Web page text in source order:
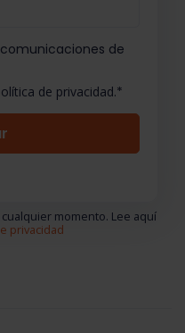
de
de privacidad.*
momento. Lee aquí
privacidad